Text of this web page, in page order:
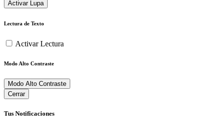
Activar Lupa
Lectura de Texto
Activar Lectura
Modo Alto Contraste
Modo Alto Contraste
Cerrar
Tus Notificaciones